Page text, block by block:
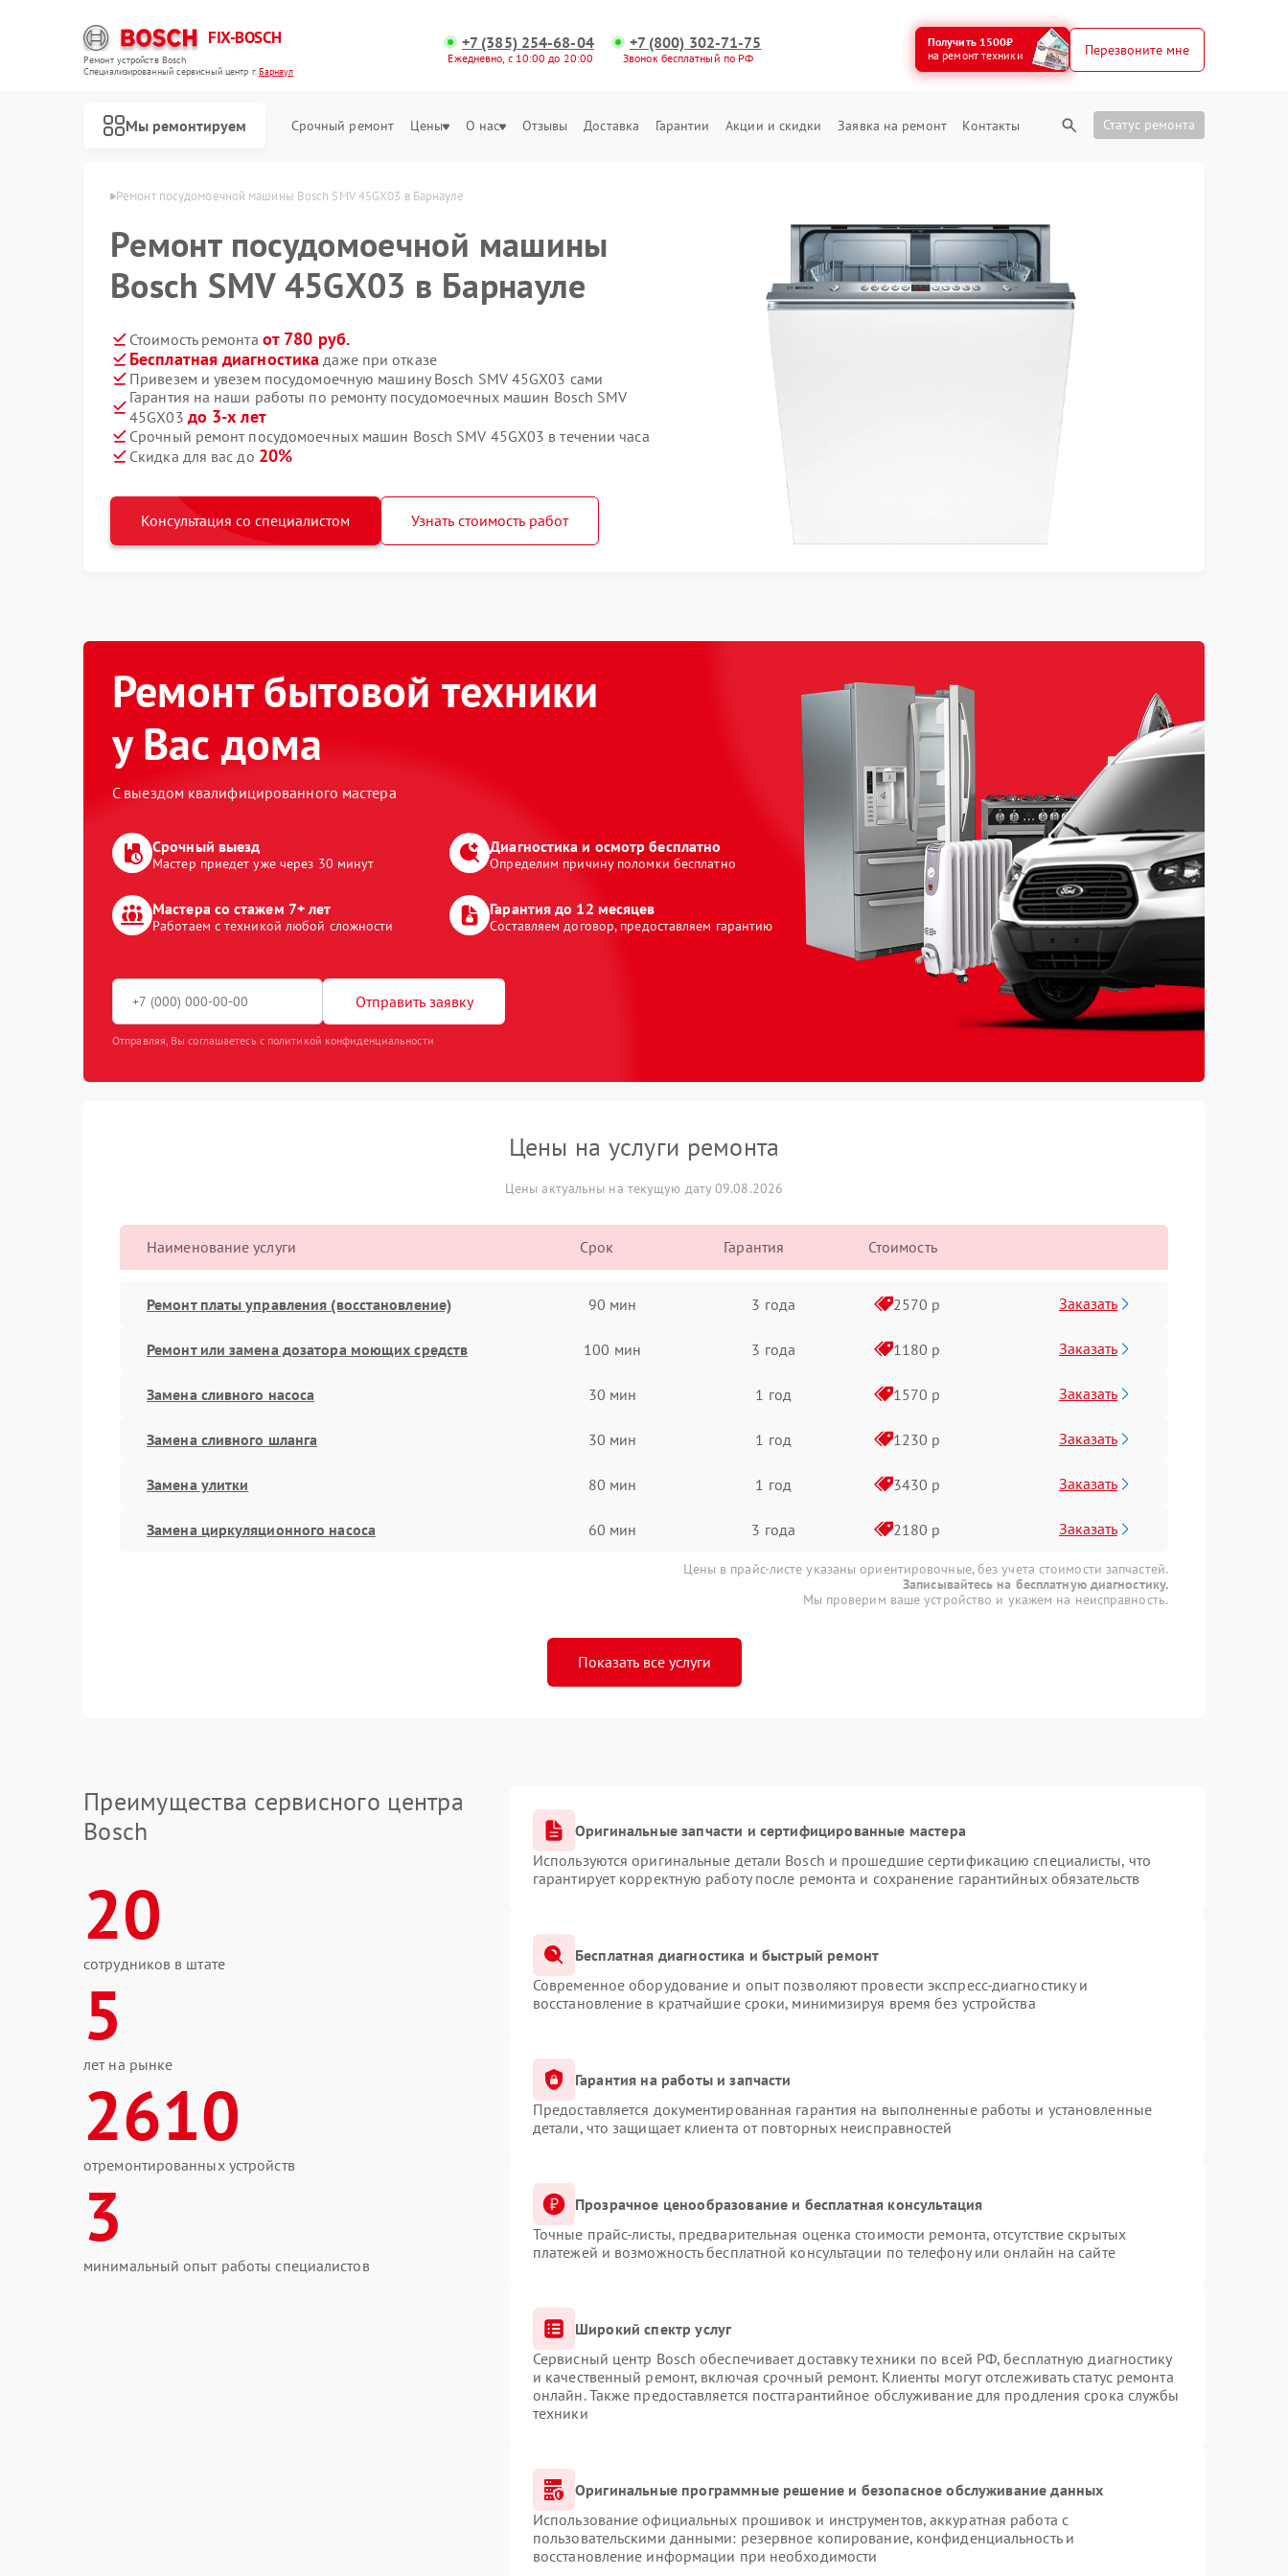
FIX-BOSCH
Ремонт устройств Bosch
Специализированный cервисный центр г.Барнаул
+7 (385) 254-68-04
Ежедневно, с 10:00 до 20:00
+7 (800) 302-71-75
Звонок бесплатный по РФ
Получить 1500₽
на ремонт техники
Перезвоните мне
Мы ремонтируем Срочный ремонт Цены О нас Отзывы Доставка Гарантии Акции и скидки Заявка на ремонт Контакты Статус ремонта
Bosch в Барнауле Ремонт посудомоечной машины Bosch SMV 45GX03 в Барнауле
Ремонт посудомоечной машины
Bosch SMV 45GX03 в Барнауле
Стоимость ремонта от 780 руб.
Бесплатная диагностика даже при отказе
Привезем и увезем посудомоечную машину Bosch SMV 45GX03 сами
Гарантия на наши работы по ремонту посудомоечных машин Bosch SMV
45GX03 до 3-х лет
Срочный ремонт посудомоечных машин Bosch SMV 45GX03 в течении часа
Скидка для вас до 20%
Консультация со специалистом Узнать стоимость работ
Ремонт бытовой техники
у Вас дома
С выездом квалифицированного мастера
Срочный выезд
Мастер приедет уже через 30 минут
Диагностика и осмотр бесплатно
Определим причину поломки бесплатно
Мастера со стажем 7+ лет
Работаем с техникой любой сложности
Гарантия до 12 месяцев
Составляем договор, предоставляем гарантию
Отправить заявку
Отправляя, Вы соглашаетесь с политикой конфиденциальности
Цены на услуги ремонта
Цены актуальны на текущую дату 09.08.2026
Наименование услуги Срок Гарантия Стоимость
Ремонт платы управления (восстановление) 90 мин 3 года 2570 р Заказать
Ремонт или замена дозатора моющих средств 100 мин 3 года 1180 р Заказать
Замена сливного насоса 30 мин 1 год 1570 р Заказать
Замена сливного шланга 30 мин 1 год 1230 р Заказать
Замена улитки 80 мин 1 год 3430 р Заказать
Замена циркуляционного насоса 60 мин 3 года 2180 р Заказать
Цены в прайс-листе указаны ориентировочные, без учета стоимости запчастей.
Записывайтесь на бесплатную диагностику.
Мы проверим ваше устройство и укажем на неисправность.
Показать все услуги
Преимущества сервисного центра
Bosch
20
сотрудников в штате
5
лет на рынке
2610
отремонтированных устройств
3
минимальный опыт работы специалистов
Оригинальные запчасти и сертифицированные мастера
Используются оригинальные детали Bosch и прошедшие сертификацию специалисты, что
гарантирует корректную работу после ремонта и сохранение гарантийных обязательств
Бесплатная диагностика и быстрый ремонт
Современное оборудование и опыт позволяют провести экспресс-диагностику и
восстановление в кратчайшие сроки, минимизируя время без устройства
Гарантия на работы и запчасти
Предоставляется документированная гарантия на выполненные работы и установленные
детали, что защищает клиента от повторных неисправностей
Прозрачное ценообразование и бесплатная консультация
Точные прайс-листы, предварительная оценка стоимости ремонта, отсутствие скрытых
платежей и возможность бесплатной консультации по телефону или онлайн на сайте
Широкий спектр услуг
Сервисный центр Bosch обеспечивает доставку техники по всей РФ, бесплатную диагностику
и качественный ремонт, включая срочный ремонт. Клиенты могут отслеживать статус ремонта
онлайн. Также предоставляется постгарантийное обслуживание для продления срока службы
техники
Оригинальные программные решение и безопасное обслуживание данных
Использование официальных прошивок и инструментов, аккуратная работа с
пользовательскими данными: резервное копирование, конфиденциальность и
восстановление информации при необходимости